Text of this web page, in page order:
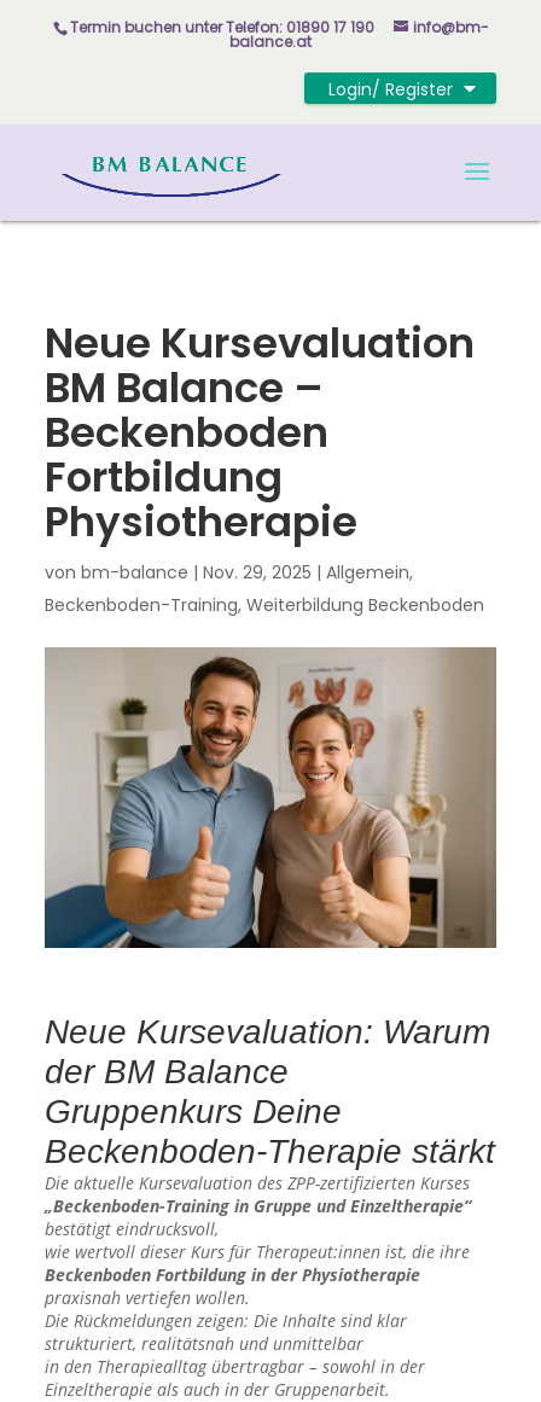
Skip to content
Termin buchen unterTelefon: 01890 17 190 info@bm-
balance.at
Login/ Register
Neue Kursevaluation
BM Balance –
Beckenboden
Fortbildung
Physiotherapie
vonbm-balance |Nov. 29, 2025 |Allgemein,
Beckenboden-Training,Weiterbildung Beckenboden
Neue Kursevaluation: Warum
der BM Balance
Gruppenkurs Deine
Beckenboden-Therapie stärkt
Die aktuelle Kursevaluation des ZPP-zertifizierten Kurses
„Beckenboden-Training in Gruppe und Einzeltherapie“
bestätigt eindrucksvoll,
wie wertvoll dieser Kurs für Therapeut:innen ist, die ihre
Beckenboden Fortbildung in der Physiotherapie
praxisnah vertiefen wollen.
Die Rückmeldungen zeigen: Die Inhalte sind klar
strukturiert, realitätsnah und unmittelbar
in den Therapiealltag übertragbar – sowohl in der
Einzeltherapie als auch in der Gruppenarbeit.